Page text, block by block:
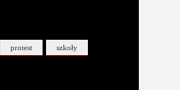
protest szkoły